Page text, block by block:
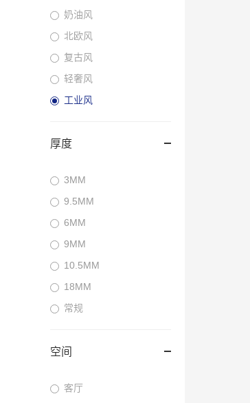
奶油风
北欧风
复古风
轻奢风
工业风
厚度
3MM
9.5MM
6MM
9MM
10.5MM
18MM
常规
空间
客厅